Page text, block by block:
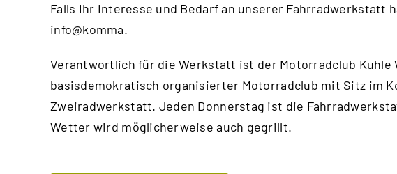
Falls Ihr Interesse und Bedarf an unserer Fahrradwerkstatt
info@komma.
Verantwortlich für die Werkstatt ist der Motorradclub Kuhle
basisdemokratisch organisierter Motorradclub mit Sitz im
Zweiradwerkstatt. Jeden Donnerstag ist die
Wetter wird möglicherweise auch gegrillt.